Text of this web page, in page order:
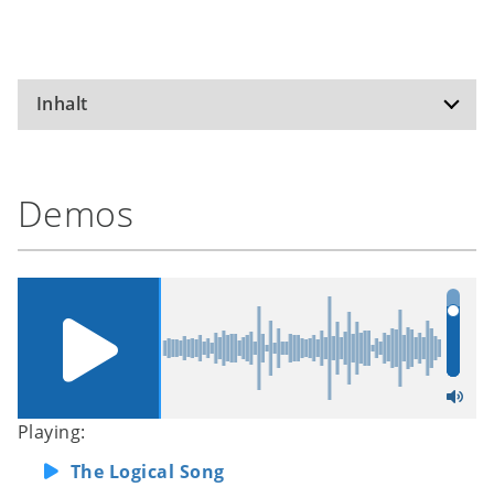
Inhalt
It's Raining Again
Give a Little Bit
Dreamer
Take the Long Way Home
Demos
Playing:
The Logical Song